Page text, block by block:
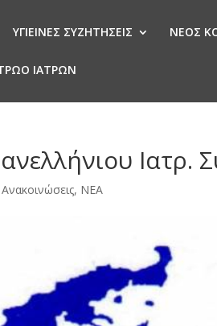
ΥΓΙΕΙΝΕΣ ΣΥΖΗΤΗΣΕΙΣ ΝΕΟΣ
ΙΑΤΡΩΝ
Ιατρ.
Ανακοινώσεις, ΝΕΑ